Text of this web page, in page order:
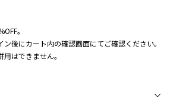
。
後にカート内の確認画面にてご確認ください。
はできません。